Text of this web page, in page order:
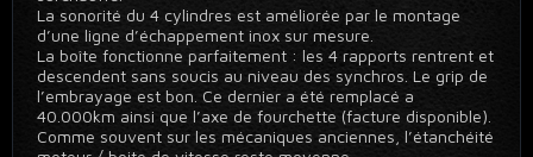
La sonorité du 4 cylindres est améliorée par le montage
d’une ligne d’échappement inox sur mesure.
La boîte fonctionne parfaitement : les 4 rapports rentrent et
descendent sans soucis au niveau des synchros. Le grip de
l’embrayage est bon. Ce dernier a été remplacé a
40.000km ainsi que l’axe de fourchette (facture disponible).
Comme souvent sur les mécaniques anciennes, l’étanchéité